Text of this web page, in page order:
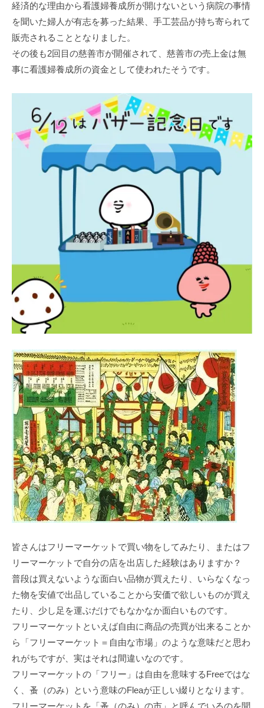
経済的な理由から看護婦養成所が開けないという病院の事情
を聞いた婦人が有志を募った結果、手工芸品が持ち寄られて
販売されることとなりました。
その後も2回目の慈善市が開催されて、慈善市の売上金は無
事に看護婦養成所の資金として使われたそうです。
皆さんはフリーマーケットで買い物をしてみたり、またはフ
リーマーケットで自分の店を出店した経験はありますか？
普段は買えないような面白い品物が買えたり、いらなくなっ
た物を安値で出品していることから安価で欲しいものが買え
たり、少し足を運ぶだけでもなかなか面白いものです。
フリーマーケットといえば自由に商品の売買が出来ることか
ら「フリーマーケット＝自由な市場」のような意味だと思わ
れがちですが、実はそれは間違いなのです。
フリーマーケットの「フリー」は自由を意味するFreeではな
く、蚤（のみ）という意味のFleaが正しい綴りとなります。